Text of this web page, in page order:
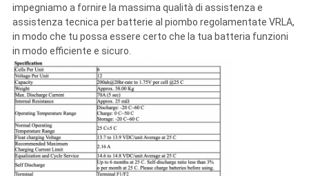
impegniamo a fornire la massima qualità di assistenza e
assistenza tecnica per batterie al piombo regolamentate VRLA,
in modo che tu possa essere certo che la tua batteria funzioni
in modo efficiente e sicuro.